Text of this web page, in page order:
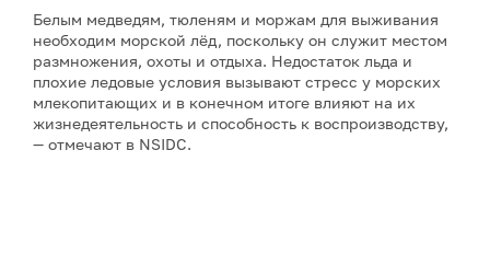
Белым медведям, тюленям и моржам для выживания
необходим морской лёд, поскольку он служит местом
размножения, охоты и отдыха. Недостаток льда и
плохие ледовые условия вызывают стресс у морских
млекопитающих и в конечном итоге влияют на их
жизнедеятельность и способность к воспроизводству,
— отмечают в NSIDC.